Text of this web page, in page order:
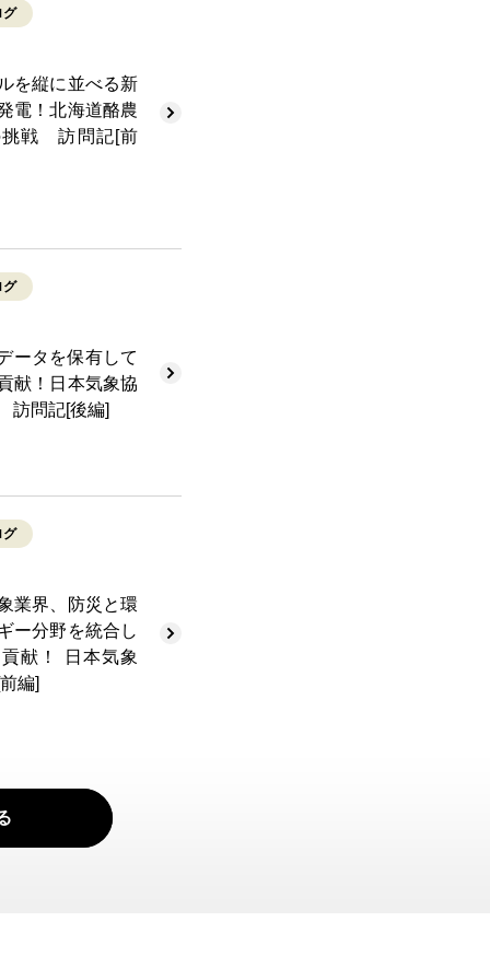
グ
を縦に並べる新
電！北海道酪農
挑戦 訪問記[前
グ
ータを保有して
献！日本気象協
訪問記[後編]
グ
業界、防災と環
ー分野を統合し
献！ 日本気象
編]